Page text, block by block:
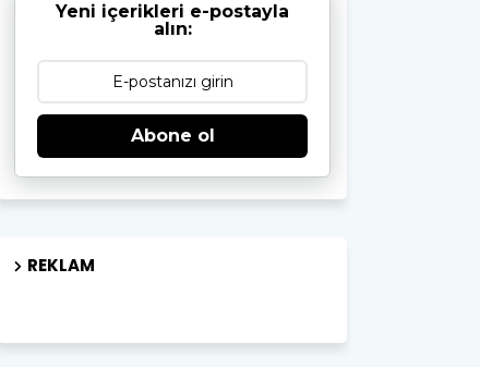
Yeni içerikleri e-postayla
alın:
Abone ol
REKLAM